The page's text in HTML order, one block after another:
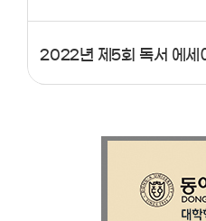
2022년 제5회 독서 에세